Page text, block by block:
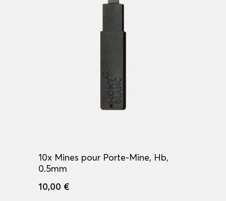
10x Mines pour Porte-Mine, Hb,
0.5mm
10,00 €